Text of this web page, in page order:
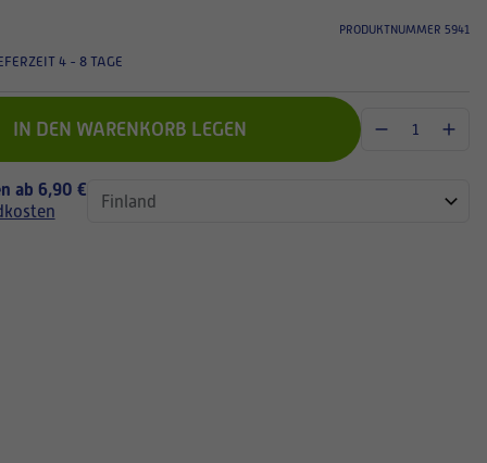
PRODUKTNUMMER 5941
4 - 8 TAGE
IN DEN WARENKORB LEGEN
ab 6,90 €